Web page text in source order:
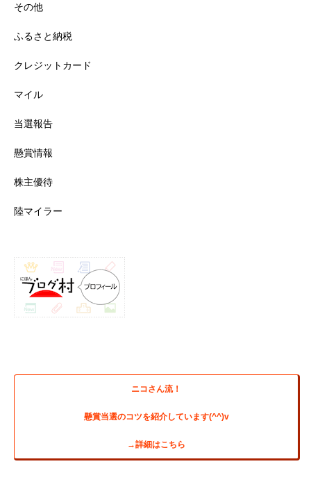
その他
ふるさと納税
クレジットカード
マイル
当選報告
懸賞情報
株主優待
陸マイラー
ニコさん流！
懸賞当選のコツを紹介しています(^^)v
→詳細はこちら